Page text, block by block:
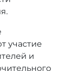
участие
и